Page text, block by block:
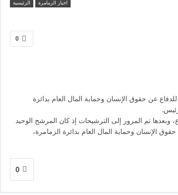
اخبار الزمامرة الرئيسية
0
للعصبة الوطنية للدفاع عن حقوق الإنسان وحماية المال العام بدائرة
وبعدها تم المرور إلى الترشيحات إذ كان المرشح الوحيد
الإنسان وحماية المال العام بدائرة الزمامرة،
0